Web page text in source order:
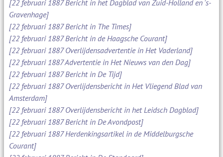
[22 februari 1887 Bericht in het Dagblad van Zuid-Holland en 's-
Gravenhage]
[22 februari 1887 Bericht in The Times]
[22 februari 1887 Bericht in de Haagsche Courant]
[22 februari 1887 Overlijdensadvertentie in Het Vaderland]
[22 februari 1887 Advertentie in Het Nieuws van den Dag]
[22 februari 1887 Bericht in De Tijd]
[22 februari 1887 Overlijdensbericht in Het Vliegend Blad van
Amsterdam]
[22 februari 1887 Overlijdensbericht in het Leidsch Dagblad]
[22 februari 1887 Bericht in De Avondpost]
[22 februari 1887 Herdenkingsartikel in de Middelburgsche
Courant]